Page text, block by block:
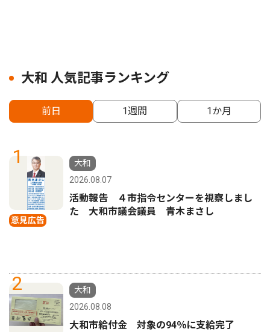
大和 人気記事ランキング
前日 1週間 1か月
1
意見広告
大和
2026.08.07
活動報告 ４市指令センターを視察しまし
た 大和市議会議員 青木まさし
2
大和
2026.08.08
大和市給付金 対象の94％に支給完了